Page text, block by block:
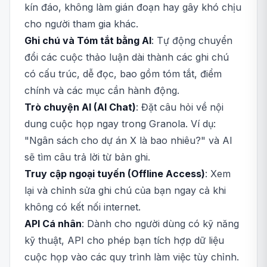
kín đáo, không làm gián đoạn hay gây khó chịu
cho người tham gia khác.
Ghi chú và Tóm tắt bằng AI: Tự động chuyển
đổi các cuộc thảo luận dài thành các ghi chú
có cấu trúc, dễ đọc, bao gồm tóm tắt, điểm
chính và các mục cần hành động.
Trò chuyện AI (AI Chat): Đặt câu hỏi về nội
dung cuộc họp ngay trong Granola. Ví dụ:
"Ngân sách cho dự án X là bao nhiêu?" và AI
sẽ tìm câu trả lời từ bản ghi.
Truy cập ngoại tuyến (Offline Access): Xem
lại và chỉnh sửa ghi chú của bạn ngay cả khi
không có kết nối internet.
API Cá nhân: Dành cho người dùng có kỹ năng
kỹ thuật, API cho phép bạn tích hợp dữ liệu
cuộc họp vào các quy trình làm việc tùy chỉnh.